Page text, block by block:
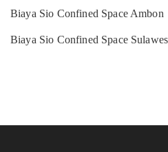
Biaya Sio Confined Space Ambon
Biaya Sio Confined Space